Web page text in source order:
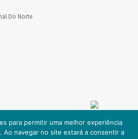
Do Norte
para permitir uma melhor experiência
Ao navegar no site estará a consentir a